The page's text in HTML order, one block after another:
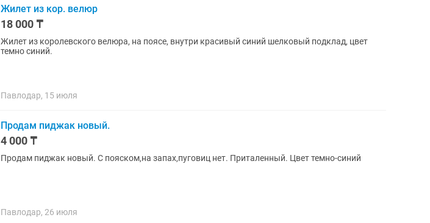
Жилет из кор. велюр
18 000 ₸
Жилет из королевского велюра, на поясе, внутри красивый синий шелковый подклад, цвет
темно синий.
Павлодар, 15 июля
Продам пиджак новый.
4 000 ₸
Продам пиджак новый. С пояском,на запах,пуговиц нет. Приталенный. Цвет темно-синий
Павлодар, 26 июля